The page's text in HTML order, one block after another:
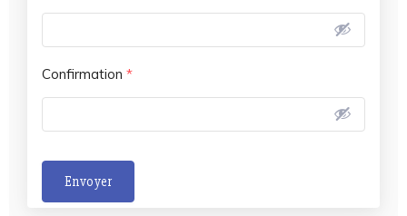
Confirmation *
Envoyer